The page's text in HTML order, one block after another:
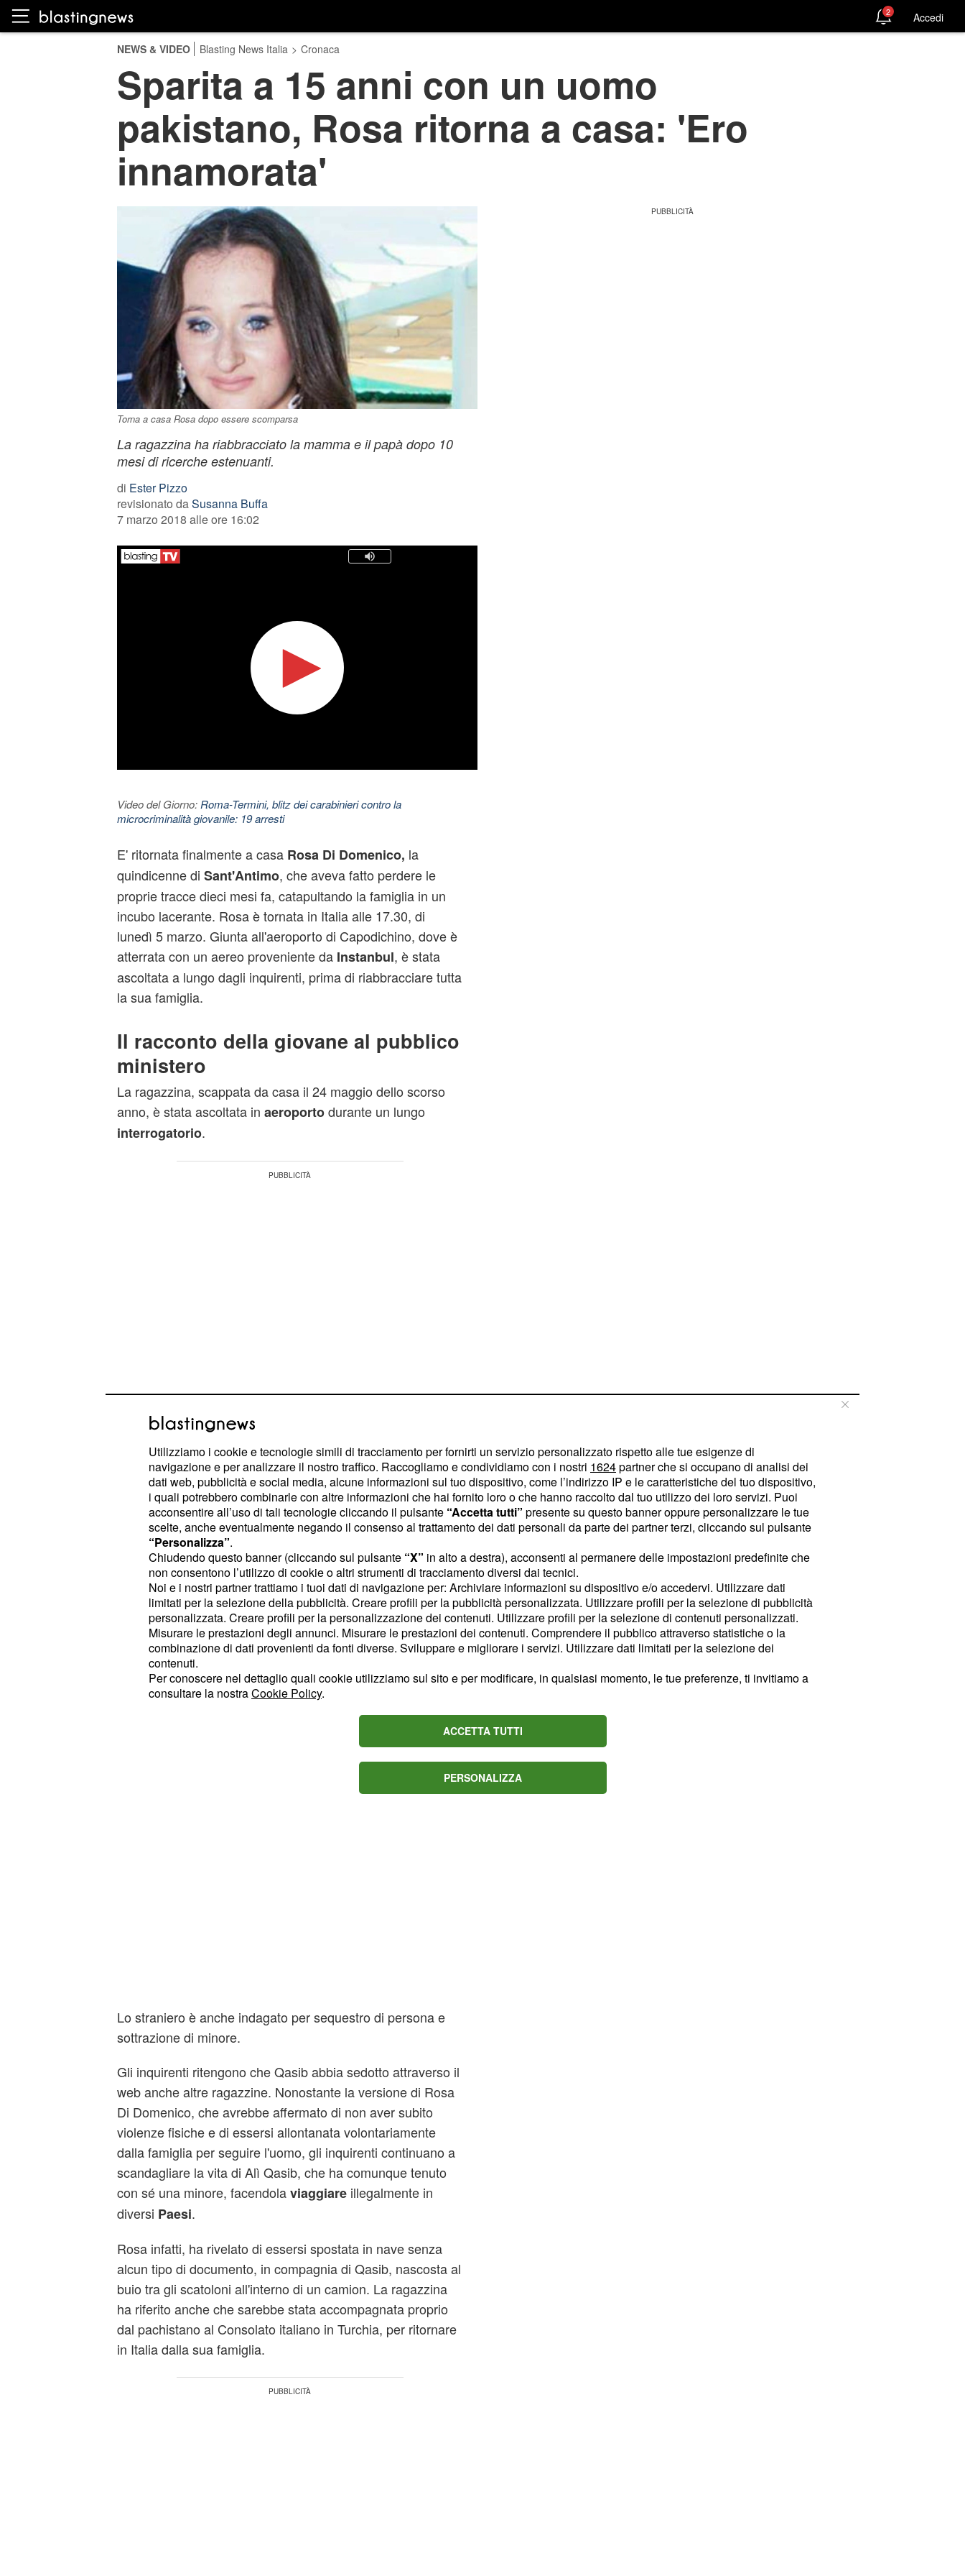
2 Accedi
NEWS & VIDEO Blasting News Italia > Cronaca
Sparita a 15 anni con un uomo
pakistano, Rosa ritorna a casa: 'Ero
innamorata'
Torna a casa Rosa dopo essere scomparsa
La ragazzina ha riabbracciato la mamma e il papà dopo 10
mesi di ricerche estenuanti.
di Ester Pizzo
revisionato daSusanna Buffa
7 marzo 2018 alle ore 16:02
Video del Giorno: Roma-Termini, blitz dei carabinieri contro la
microcriminalità giovanile: 19 arresti
E' ritornata finalmente a casaRosa Di Domenico, la
quindicenne di Sant'Antimo, che aveva fatto perdere le
proprie tracce dieci mesi fa, catapultando la famiglia in un
incubo lacerante. Rosa è tornata in Italia alle 17.30, di
lunedì 5 marzo. Giunta all'aeroporto di Capodichino, dove è
atterrata con un aereo proveniente da Instanbul, è stata
ascoltata a lungo dagli inquirenti, prima di riabbracciare tutta
la sua famiglia.
Il racconto della giovane al pubblico
ministero
La ragazzina, scappata da casa il 24 maggio dello scorso
anno, è stata ascoltata in aeroportodurante un lungo
interrogatorio.
La piccola ha dichiarato dinnanzi al pubblico ministero,
Rossana Massimo Esposito, della procura di Napoli Nord di
Aversa, di essere scappata per amore, perché era convinta
di provareun sentimento verso quell'uomo pakistano molto
più grande di lei, conosciuto sui social network.
L'adolescente, che ha parlato con il magistrato per più di tre
ore di fila, in presenza di una psicoanalista, ha rivelato
elementi che adesso sono al vaglio degli inquirenti.
L'obiettivo, ora che la piccola Rosa è tornata dai suoi cari, è
quello di ricostruire tutti i dieci mesi, per comprendere anche
il ruolo e le rispettive responsabilità del suo innamorato,Alì
Qasib.
Sul capo del ventottenne pachistano, residente a Brescia,
della ragazzina,
Lo straniero è anche indagato per sequestro di persona e
sottrazione di minore.
Gli inquirenti ritengono che Qasib abbia sedotto attraverso il
web anche altre ragazzine. Nonostante la versione di Rosa
Di Domenico, che avrebbe affermato di non aver subito
violenze fisiche e di essersi allontanata volontariamente
dalla famiglia per seguire l'uomo, gli inquirenti continuano a
scandagliare la vita di Alì Qasib, che ha comunque tenuto
con sé una minore, facendolaviaggiareillegalmente in
diversi Paesi.
Rosa infatti, ha rivelato di essersi spostata in nave senza
alcun tipo di documento, in compagnia di Qasib, nascosta al
buio tra gli scatoloni all'interno di un camion. La ragazzina
ha riferito anche che sarebbe stata accompagnata proprio
dal pachistano al Consolato italiano in Turchia, per ritornare
in Italia dalla sua famiglia.
Utilizziamo i cookie e tecnologie simili di tracciamento per fornirti un servizio personalizzato rispetto alle tue esigenze di
navigazione e per analizzare il nostro traffico. Raccogliamo e condividiamo con i nostri 1624partner che si occupano di analisi dei
dati web, pubblicità e social media, alcune informazioni sul tuo dispositivo, come l’indirizzo IP e le caratteristiche del tuo dispositivo,
i quali potrebbero combinarle con altre informazioni che hai fornito loro o che hanno raccolto dal tuo utilizzo dei loro servizi. Puoi
acconsentire all’uso di tali tecnologie cliccando il pulsante “Accetta tutti” presente su questo banner oppure personalizzare le tue
scelte, anche eventualmente negando il consenso al trattamento dei dati personali da parte dei partner terzi, cliccando sul pulsante
“Personalizza”.
Chiudendo questo banner (cliccando sul pulsante “X” in alto a destra), acconsenti al permanere delle impostazioni predefinite che
non consentono l’utilizzo di cookie o altri strumenti di tracciamento diversi dai tecnici.
Noi e i nostri partner trattiamo i tuoi dati di navigazione per: Archiviare informazioni su dispositivo e/o accedervi. Utilizzare dati
limitati per la selezione della pubblicità. Creare profili per la pubblicità personalizzata. Utilizzare profili per la selezione di pubblicità
personalizzata. Creare profili per la personalizzazione dei contenuti. Utilizzare profili per la selezione di contenuti personalizzati.
Misurare le prestazioni degli annunci. Misurare le prestazioni dei contenuti. Comprendere il pubblico attraverso statistiche o la
combinazione di dati provenienti da fonti diverse. Sviluppare e migliorare i servizi. Utilizzare dati limitati per la selezione dei
contenuti.
Per conoscere nel dettaglio quali cookie utilizziamo sul sito e per modificare, in qualsiasi momento, le tue preferenze, ti invitiamo a
consultare la nostraCookie Policy.
ACCETTA TUTTI
PERSONALIZZA